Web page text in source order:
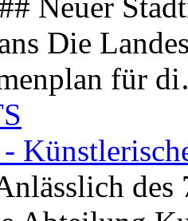
Die
für